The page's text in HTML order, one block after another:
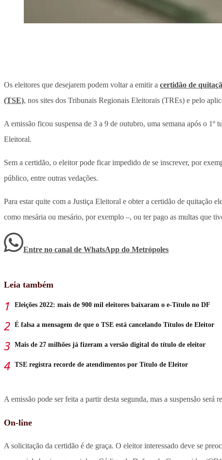
Os eleitores que desejarem podem voltar a emitir a certidão de
(TSE), nos sites dos Tribunais Regionais Eleitorais (TREs) e pelo
A emissão ficou suspensa de 3 a 9 de outubro, uma semana após o
Eleitoral.
Sem a certidão, o eleitor pode ficar impedido de se inscrever, por
público, entre outras vedações.
Para estar quite com a Justiça Eleitoral e obter a certidão de quitação
como mesária ou mesário, por exemplo –, ou ter pago as multas que
Entre no canal de WhatsApp do Metrópoles
Leia também
Eleições 2022: mais de 900 mil eleitores baixaram o e-Título no DF
É falsa a mensagem de que o TSE está cancelando Títulos de Eleitor
Mais de 27 milhões já fizeram a versão digital do título de eleitor
TSE registra recorde de atendimentos por Título de Eleitor
A emissão pode ser feita a partir desta segunda, mas a suspensão
On-line
A solicitação da certidão é de graça. O eleitor interessado deve se